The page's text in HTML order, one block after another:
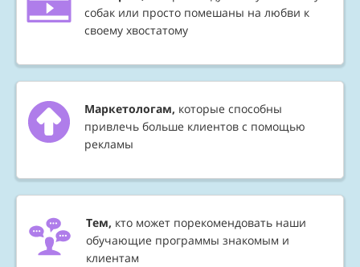
собак или просто помешаны на любви к
своему хвостатому
Маркетологам, которые способны
привлечь больше клиентов с помощью
рекламы
Тем, кто может порекомендовать наши
обучающие программы знакомым и
клиентам